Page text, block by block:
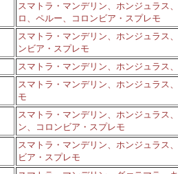
スマトラ・マンデリン、ホンジュラス
ロ、ペルー、コロンビア・スプレモ
スマトラ・マンデリン、ホンジュラス
ンビア・スプレモ
スマトラ・マンデリン、ホンジュラス
スマトラ・マンデリン、ホンジュラス
モ
スマトラ・マンデリン、ホンジュラス
ン、コロンビア・スプレモ
スマトラ・マンデリン、ホンジュラス
ビア・スプレモ